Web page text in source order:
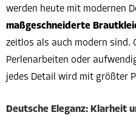
werden heute mit modernen
maßgeschneiderte
zeitlos als auch modern sind.
Perlenarbeiten oder
jedes Detail wird mit größter
Deutsche Eleganz: Klarheit